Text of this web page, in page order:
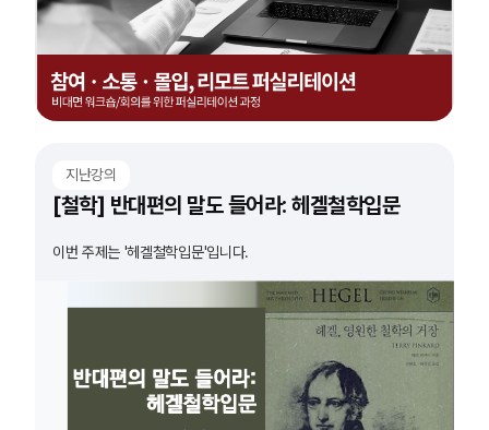
지난강의
[철학] 반대편의 말도 들어라: 헤겔철학입문
이번 주제는 '헤겔철학입문'입니다.